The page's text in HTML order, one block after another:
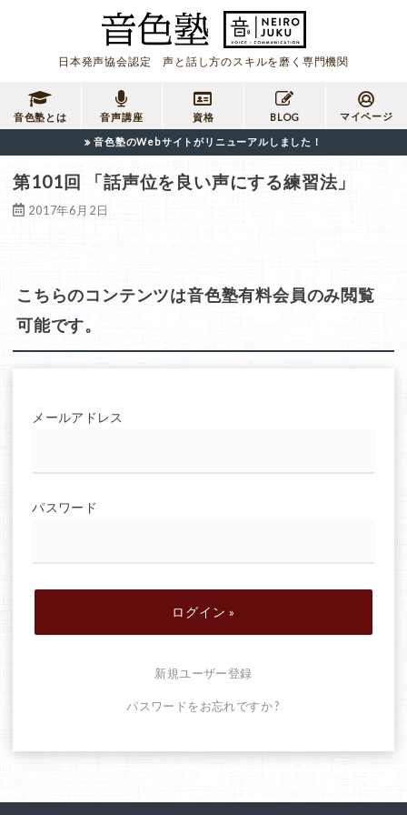
日本発声協会認定 声と話し方のスキルを磨く専門機関
音色塾とは 音声講座 資格 BLOG マイページ
音色塾のWebサイトがリニューアルしました！
第101回 「話声位を良い声にする練習法」
2017年6月2日
こちらのコンテンツは音色塾有料会員のみ閲覧
可能です。
メールアドレス
パスワード
新規ユーザー登録
パスワードをお忘れですか ?